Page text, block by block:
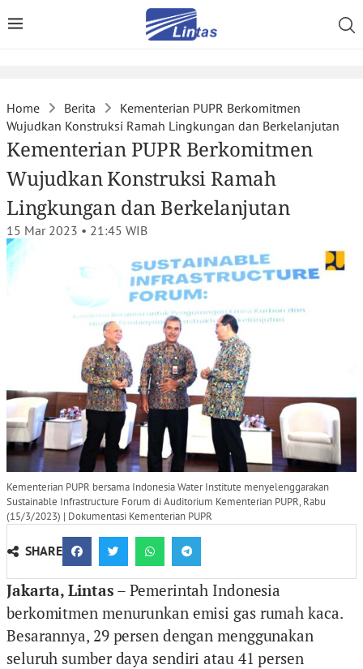
Home Berita
Kementerian PUPR Berkomitmen
Wujudkan Konstruksi Ramah Lingkungan dan Berkelanjutan
Kementerian PUPR Berkomitmen
Wujudkan Konstruksi Ramah
Lingkungan dan Berkelanjutan
15 Mar 2023 • 21:45 WIB
Kementerian PUPR bersama Indonesia Water Institute menyelenggarakan
Sustainable Infrastructure Forum di Auditorium Kementerian PUPR, Rabu
(15/3/2023) | Dokumentasi Kementerian PUPR
SHARE
Jakarta, Lintas – Pemerintah Indonesia
berkomitmen menurunkan emisi gas rumah kaca.
Besarannya, 29 persen dengan menggunakan
seluruh sumber daya sendiri atau 41 persen